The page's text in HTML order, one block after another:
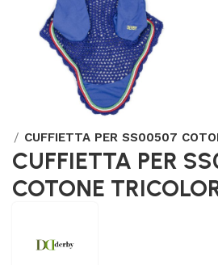
CUFFIETTA PER SS00507
CUFFIETTA PER
COTONE